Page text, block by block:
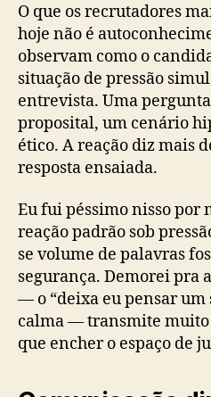
O que os recrutadores
hoje não é
observam como o
situação de pressão
entrevista. Uma
proposital, um cenário
ético. A reação diz mais
resposta ensaiada.
Eu fui péssimo nisso por
reação padrão sob
se volume de palavras
segurança. Demorei pra
— o “deixa eu pensar um
calma — transmite
que encher o espaço de